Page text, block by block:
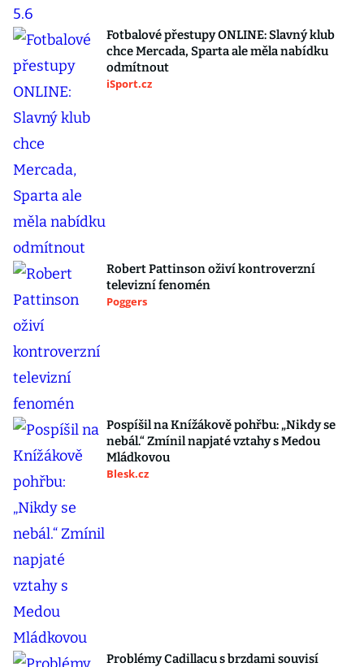
Fotbalové přestupy ONLINE: Slavný klub
chce Mercada, Sparta ale měla nabídku
odmítnout
iSport.cz
Robert Pattinson oživí kontroverzní
televizní fenomén
Poggers
Pospíšil na Knížákově pohřbu: „Nikdy se
nebál.“ Zmínil napjaté vztahy s Medou
Mládkovou
Blesk.cz
Problémy Cadillacu s brzdami souvisí